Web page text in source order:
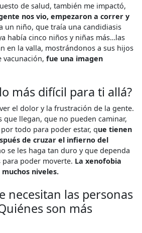
de salud, también me impactó,
nos vio, empezaron a correr y
un niño, que traía una candidiasis
había cinco niños y niñas más…las
en la valla, mostrándonos a sus hijos
vacunación, fue una imagen
más difícil para ti allá?
el dolor y la frustración de la gente.
que llegan, que no pueden caminar,
todo para poder estar, que tienen
de cruzar el infierno del
se les haga tan duro y que dependa
poder moverte. La xenofobia
niveles.
necesitan las personas
son más